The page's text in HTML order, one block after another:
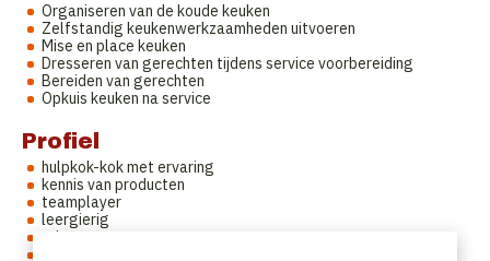
Organiseren van de koude keuken
Zelfstandig keukenwerkzaamheden uitvoeren
Mise en place keuken
Dresseren van gerechten tijdens service voorbereiding
Bereiden van gerechten
Opkuis keuken na service
Profiel
hulpkok-kok met ervaring
kennis van producten
teamplayer
leergierig
stipt